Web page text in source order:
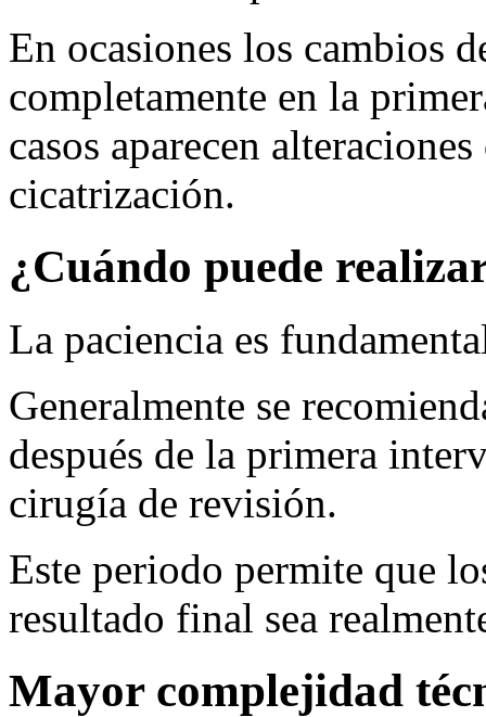
En ocasiones los cambios
completamente en la
casos aparecen
cicatrización.
¿Cuándo puede
La paciencia es
Generalmente se
después de la primera
cirugía de revisión.
Este periodo permite que
resultado final sea
Mayor complejidad